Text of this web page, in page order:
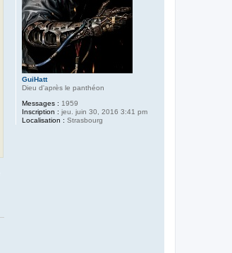
GuiHatt
Dieu d'après le panthéon
Messages : 1959
Inscription : jeu. juin 30, 2016 3:41 pm
Localisation : Strasbourg